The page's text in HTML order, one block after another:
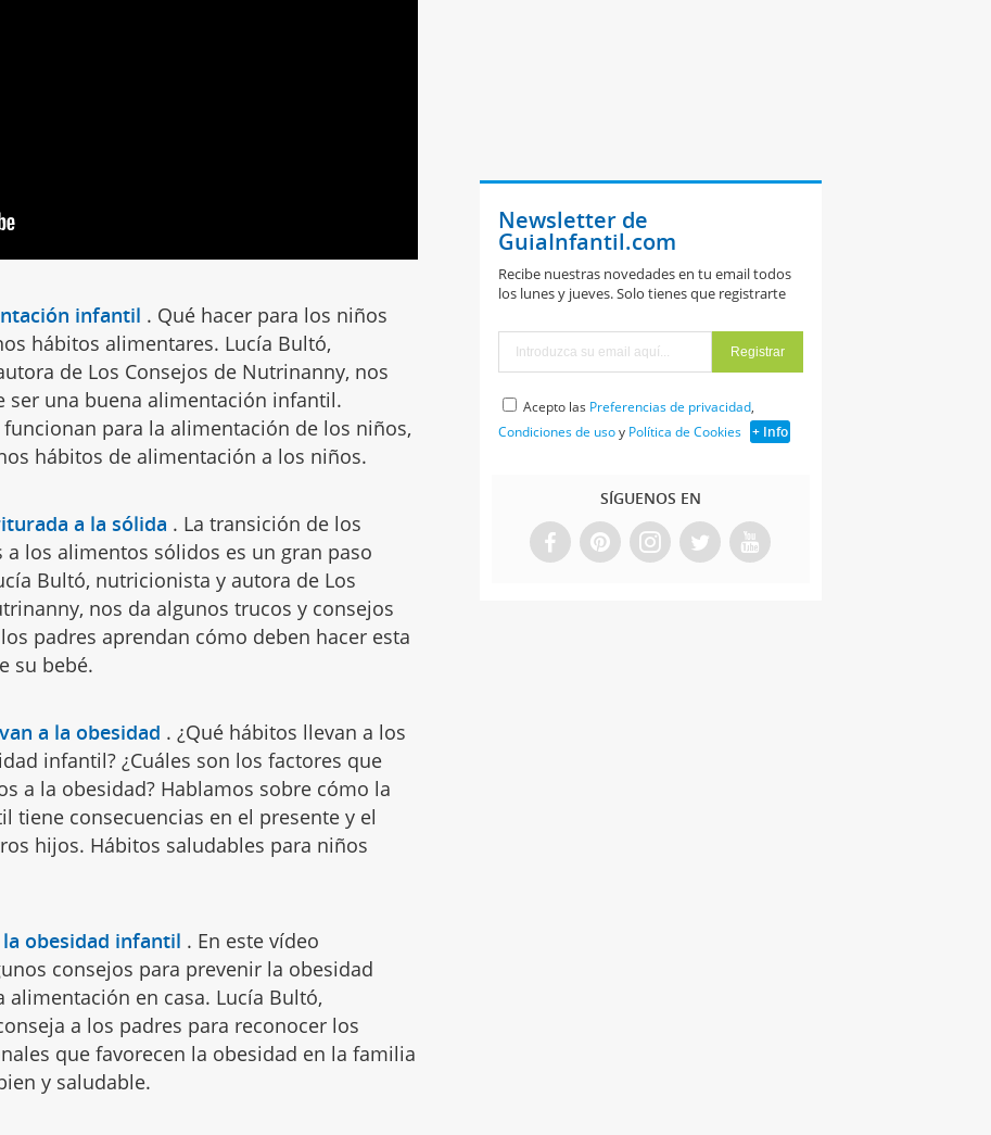
infantil . Qué hacer para los niños
hábitos alimentares. Lucía Bultó,
de Los Consejos de Nutrinanny, nos
ser una buena alimentación infantil.
para la alimentación de los niños,
hábitos de alimentación a los niños.
a la sólida . La transición de los
a los alimentos sólidos es un gran paso
Bultó, nutricionista y autora de Los
nos da algunos trucos y consejos
padres aprendan cómo deben hacer esta
su bebé.
a la obesidad .¿Qué hábitos llevan a los
infantil? ¿Cuáles son los factores que
a la obesidad? Hablamos sobre cómo la
tiene consecuencias en el presente y el
hijos. Hábitos saludables para niños
obesidad infantil . En este vídeo
consejos para prevenir la obesidad
alimentación en casa. Lucía Bultó,
a los padres para reconocer los
que favorecen la obesidad en la familia
y saludable.
Newsletter de
GuiaInfantil.com
Recibe nuestras novedades en tu email todos
los lunes y jueves. Solo tienes que registrarte
Acepto las Preferencias de privacidad,
Condiciones de usoy Política de Cookies + Info
SÍGUENOS EN